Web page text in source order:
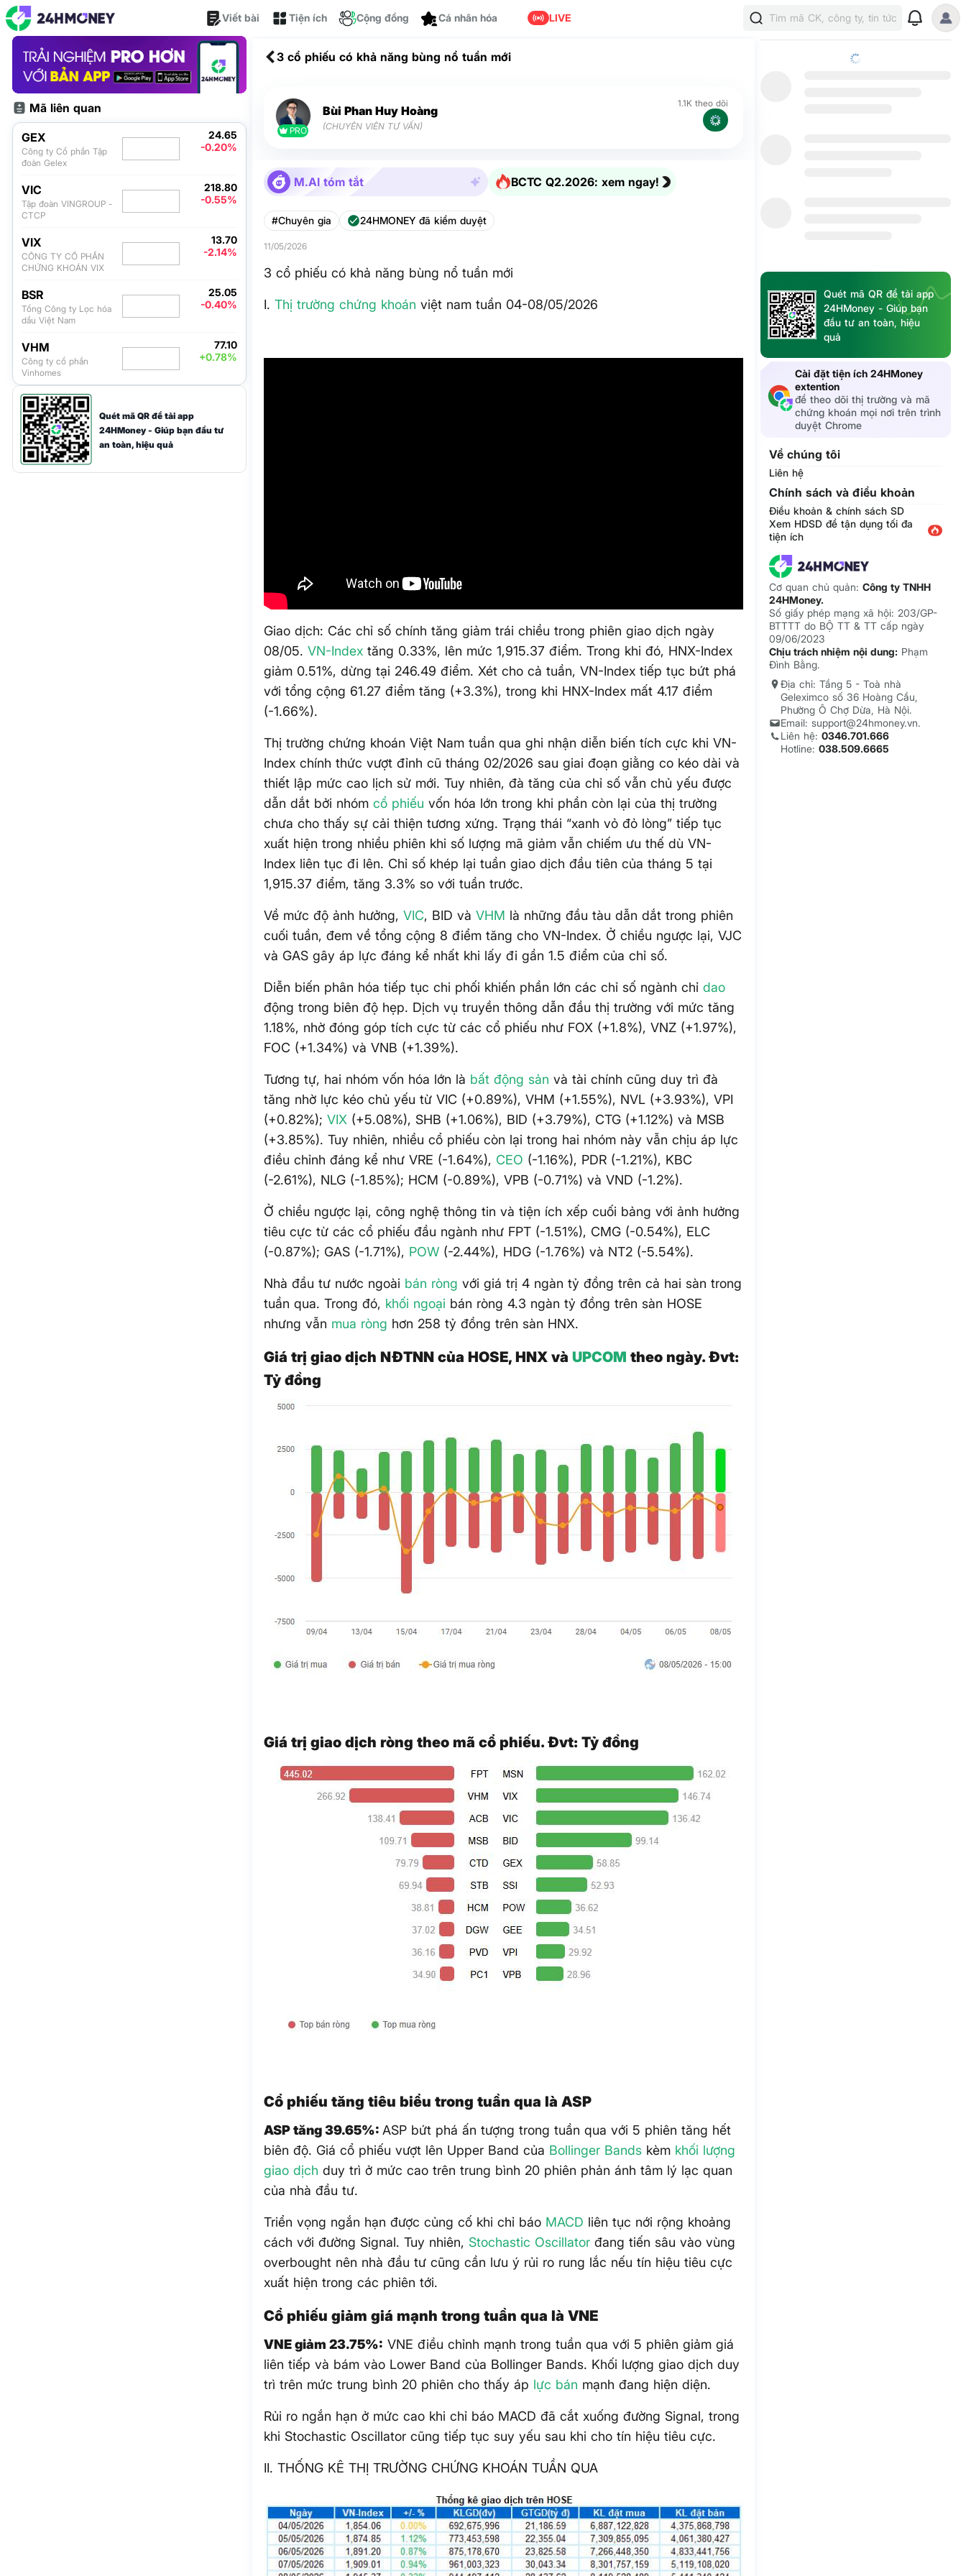
Viết bài Tiện ích
Cộng đồng
LIVE Tìm mã CK, công ty, tin tức
Mã liên quan
GEX
Công ty Cổ phần Tập
đoàn Gelex
24.65
-0.20%
VIC
Tập đoàn VINGROUP -
CTCP
218.80
-0.55%
VIX
CÔNG TY CỔ PHẦN
CHỨNG KHOÁN VIX
13.70
-2.14%
BSR
Tổng Công ty Lọc hóa
dầu Việt Nam
25.05
-0.40%
VHM
Công ty cổ phần
Vinhomes
77.10
+0.78%
Quét mã QR để tải app
24HMoney - Giúp bạn đầu tư
an toàn, hiệu quả
3 cổ phiếu có khả năng bùng nổ tuần mới
PRO
Bùi Phan Huy Hoàng
(CHUYÊN VIÊN TƯ VẤN)
1.1K theo dõi
M.AI tóm tắt BCTC Q2.2026: xem ngay!
#Chuyên gia 24HMONEY đã kiểm duyệt
11/05/2026
3 cổ phiếu có khả năng bùng nổ tuần mới
I.Thị trường chứng khoán việt nam tuần 04-08/05/2026
Giao dịch: Các chỉ số chính tăng giảm trái chiều trong phiên giao dịch ngày
08/05.VN-Index tăng 0.33%, lên mức 1,915.37 điểm. Trong khi đó, HNX-Index
giảm 0.51%, dừng tại 246.49 điểm. Xét cho cả tuần, VN-Index tiếp tục bứt phá
với tổng cộng 61.27 điểm tăng (+3.3%), trong khi HNX-Index mất 4.17 điểm
(-1.66%).
Thị trường chứng khoán Việt Nam tuần qua ghi nhận diễn biến tích cực khi VN-
Index chính thức vượt đỉnh cũ tháng 02/2026 sau giai đoạn giằng co kéo dài và
thiết lập mức cao lịch sử mới. Tuy nhiên, đà tăng của chỉ số vẫn chủ yếu được
dẫn dắt bởi nhómcổ phiếu vốn hóa lớn trong khi phần còn lại của thị trường
chưa cho thấy sự cải thiện tương xứng. Trạng thái “xanh vỏ đỏ lòng” tiếp tục
xuất hiện trong nhiều phiên khi số lượng mã giảm vẫn chiếm ưu thế dù VN-
Index liên tục đi lên. Chỉ số khép lại tuần giao dịch đầu tiên của tháng 5 tại
1,915.37 điểm, tăng 3.3% so với tuần trước.
Về mức độ ảnh hưởng,VIC, BID vàVHM là những đầu tàu dẫn dắt trong phiên
cuối tuần, đem về tổng cộng 8 điểm tăng cho VN-Index. Ở chiều ngược lại, VJC
và GAS gây áp lực đáng kể nhất khi lấy đi gần 1.5 điểm của chỉ số.
Diễn biến phân hóa tiếp tục chi phối khiến phần lớn các chỉ số ngành chỉdao
động trong biên độ hẹp. Dịch vụ truyền thông dẫn đầu thị trường với mức tăng
1.18%, nhờ đóng góp tích cực từ các cổ phiếu như FOX (+1.8%), VNZ (+1.97%),
FOC (+1.34%) và VNB (+1.39%).
Tương tự, hai nhóm vốn hóa lớn là bất động sản và tài chính cũng duy trì đà
tăng nhờ lực kéo chủ yếu từ VIC (+0.89%), VHM (+1.55%), NVL (+3.93%), VPI
(+0.82%);VIX (+5.08%), SHB (+1.06%), BID (+3.79%), CTG (+1.12%) và MSB
(+3.85%). Tuy nhiên, nhiều cổ phiếu còn lại trong hai nhóm này vẫn chịu áp lực
điều chỉnh đáng kể như VRE (-1.64%), CEO (-1.16%), PDR (-1.21%), KBC
(-2.61%), NLG (-1.85%); HCM (-0.89%), VPB (-0.71%) và VND (-1.2%).
Ở chiều ngược lại, công nghệ thông tin và tiện ích xếp cuối bảng với ảnh hưởng
tiêu cực từ các cổ phiếu đầu ngành như FPT (-1.51%), CMG (-0.54%), ELC
(-0.87%); GAS (-1.71%), POW (-2.44%), HDG (-1.76%) và NT2 (-5.54%).
Nhà đầu tư nước ngoài bán ròng với giá trị 4 ngàn tỷ đồng trên cả hai sàn trong
tuần qua. Trong đó, khối ngoại bán ròng 4.3 ngàn tỷ đồng trên sàn HOSE
nhưng vẫn mua ròng hơn 258 tỷ đồng trên sàn HNX.
Giá trị giao dịch NĐTNN của HOSE, HNX vàUPCOM theo ngày. Đvt:
Tỷ đồng
Giá trị giao dịch ròng theo mã cổ phiếu. Đvt: Tỷ đồng
Cổ phiếu tăng tiêu biểu trong tuần qua là ASP
ASP tăng 39.65%:ASP bứt phá ấn tượng trong tuần qua với 5 phiên tăng hết
biên độ. Giá cổ phiếu vượt lên Upper Band của Bollinger Bands kèm khối lượng
giao dịch duy trì ở mức cao trên trung bình 20 phiên phản ánh tâm lý lạc quan
của nhà đầu tư.
Triển vọng ngắn hạn được củng cố khi chỉ báo MACD liên tục nới rộng khoảng
cách với đường Signal. Tuy nhiên, Stochastic Oscillator đang tiến sâu vào vùng
overbought nên nhà đầu tư cũng cần lưu ý rủi ro rung lắc nếu tín hiệu tiêu cực
xuất hiện trong các phiên tới.
Cổ phiếu giảm giá mạnh trong tuần qua là VNE
VNE giảm 23.75%: VNE điều chỉnh mạnh trong tuần qua với 5 phiên giảm giá
liên tiếp và bám vào Lower Band của Bollinger Bands. Khối lượng giao dịch duy
trì trên mức trung bình 20 phiên cho thấy áp lực bán mạnh đang hiện diện.
Rủi ro ngắn hạn ở mức cao khi chỉ báo MACD đã cắt xuống đường Signal, trong
khi Stochastic Oscillator cũng tiếp tục suy yếu sau khi cho tín hiệu tiêu cực.
II. THỐNG KÊ THỊ TRƯỜNG CHỨNG KHOÁN TUẦN QUA
Quét mã QR để tải app
24HMoney - Giúp bạn
đầu tư an toàn, hiệu
quả
Cài đặt tiện ích 24HMoney
extention
để theo dõi thị trường và mã
chứng khoán mọi nơi trên trình
duyệt Chrome
Về chúng tôi
Liên hệ
Chính sách và điều khoản
Điều khoản & chính sách SD
Xem HDSD để tận dụng tối đa
tiện ích
Cơ quan chủ quản:Công ty TNHH
24HMoney.
Số giấy phép mạng xã hội: 203/GP-
BTTTT do BỘ TT & TT cấp ngày
09/06/2023
Chịu trách nhiệm nội dung: Phạm
Đình Bằng.
Địa chỉ: Tầng 5 - Toà nhà
Geleximco số 36 Hoàng Cầu,
Phường Ô Chợ Dừa, Hà Nội.
Email: support@24hmoney.vn.
Liên hệ:0346.701.666
Hotline:038.509.6665